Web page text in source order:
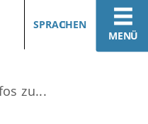
MENÜ
SPRACHEN